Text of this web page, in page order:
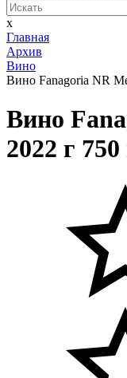
x
Главная
Архив
Вино
Вино Fanagoria NR
Вино
2022 г